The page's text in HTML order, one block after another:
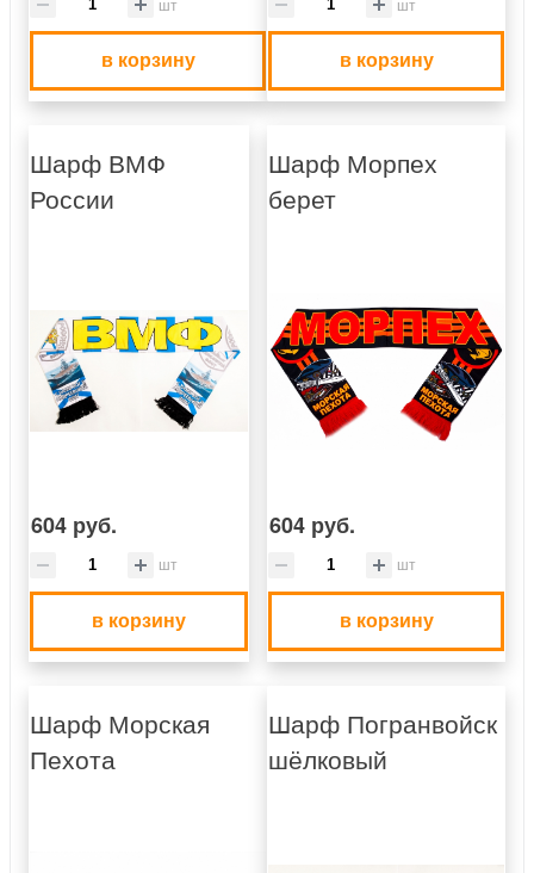
в корзину в корзину
Шарф ВМФ
России
604 руб.
шт
в корзину
Шарф Морпех
берет
604 руб.
шт
в корзину
Шарф Морская
Пехота
Шарф Погранвойск
шёлковый